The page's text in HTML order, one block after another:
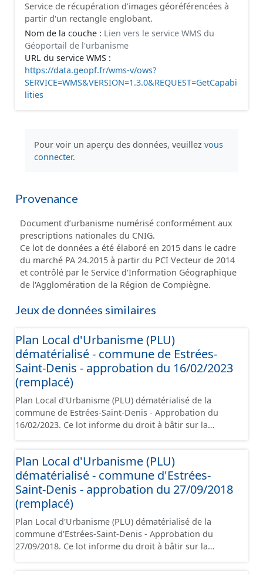
Service de récupération d'images géoréférencées à
partir d'un rectangle englobant.
Nom de la couche : Lien vers le service WMS du
Géoportail de l'urbanisme
URL du service WMS :
https://data.geopf.fr/wms-v/ows?
SERVICE=WMS&VERSION=1.3.0&REQUEST=GetCapabi
lities
Pour voir un aperçu des données, veuillez vous
connecter.
Provenance
Document d’urbanisme numérisé conformément aux
prescriptions nationales du CNIG.
Ce lot de données a été élaboré en 2015 dans le cadre
du marché PA 24.2015 à partir du PCI Vecteur de 2014
et contrôlé par le Service d'Information Géographique
de l'Agglomération de la Région de Compiègne.
Jeux de données similaires
Plan Local d'Urbanisme (PLU)
dématérialisé - commune de Estrées-
Saint-Denis - approbation du 16/02/2023
(remplacé)
Plan Local d'Urbanisme (PLU) dématérialisé de la
commune de Estrées-Saint-Denis - Approbation du
16/02/2023. Ce lot informe du droit à bâtir sur la
nationales du CNIG et contient les pièces
administratives, le rapport de présentation, le PADD, le
règlement, les annexes, les orientations
d'aménagement et les données géographiques. Malgré
l'attention portée à la création de ces données, il est
rappelé que seuls les documents papier font foi et sont
opposables d'un point de vue juridique.
Plan Local d'Urbanisme (PLU)
dématérialisé - commune d'Estrées-
Saint-Denis - approbation du 27/09/2018
(remplacé)
Plan Local d'Urbanisme (PLU) dématérialisé de la
commune d'Estrées-Saint-Denis - Approbation du
27/09/2018. Ce lot informe du droit à bâtir sur la